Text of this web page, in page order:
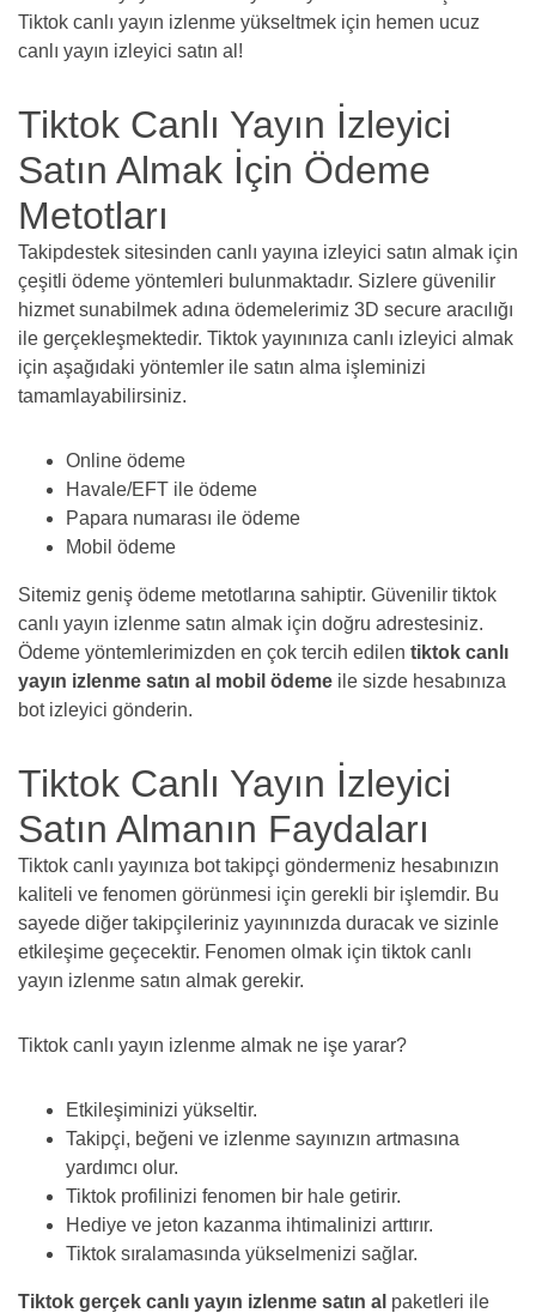
Tiktok canlı yayın izlenme yükseltmek için hemen ucuz
canlı yayın izleyici satın al!
Tiktok Canlı Yayın İzleyici
Satın Almak İçin Ödeme
Metotları
Takipdestek sitesinden canlı yayına izleyici satın almak için
çeşitli ödeme yöntemleri bulunmaktadır. Sizlere güvenilir
hizmet sunabilmek adına ödemelerimiz 3D secure aracılığı
ile gerçekleşmektedir. Tiktok yayınınıza canlı izleyici almak
için aşağıdaki yöntemler ile satın alma işleminizi
tamamlayabilirsiniz.
Online ödeme
Havale/EFT ile ödeme
Papara numarası ile ödeme
Mobil ödeme
Sitemiz geniş ödeme metotlarına sahiptir. Güvenilir tiktok
canlı yayın izlenme satın almak için doğru adrestesiniz.
Ödeme yöntemlerimizden en çok tercih edilen tiktok canlı
yayın izlenme satın al mobil ödeme ile sizde hesabınıza
bot izleyici gönderin.
Tiktok Canlı Yayın İzleyici
Satın Almanın Faydaları
Tiktok canlı yayınıza bot takipçi göndermeniz hesabınızın
kaliteli ve fenomen görünmesi için gerekli bir işlemdir. Bu
sayede diğer takipçileriniz yayınınızda duracak ve sizinle
etkileşime geçecektir. Fenomen olmak için tiktok canlı
yayın izlenme satın almak gerekir.
Tiktok canlı yayın izlenme almak ne işe yarar?
Etkileşiminizi yükseltir.
Takipçi, beğeni ve izlenme sayınızın artmasına
yardımcı olur.
Tiktok profilinizi fenomen bir hale getirir.
Hediye ve jeton kazanma ihtimalinizi arttırır.
Tiktok sıralamasında yükselmenizi sağlar.
Tiktok gerçek canlı yayın izlenme satın al paketleri ile